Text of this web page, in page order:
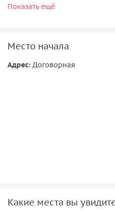
где сияют стеклянные
старина и прогресс
Показать ещё
Место начала
Адрес: Договорная
Какие места вы